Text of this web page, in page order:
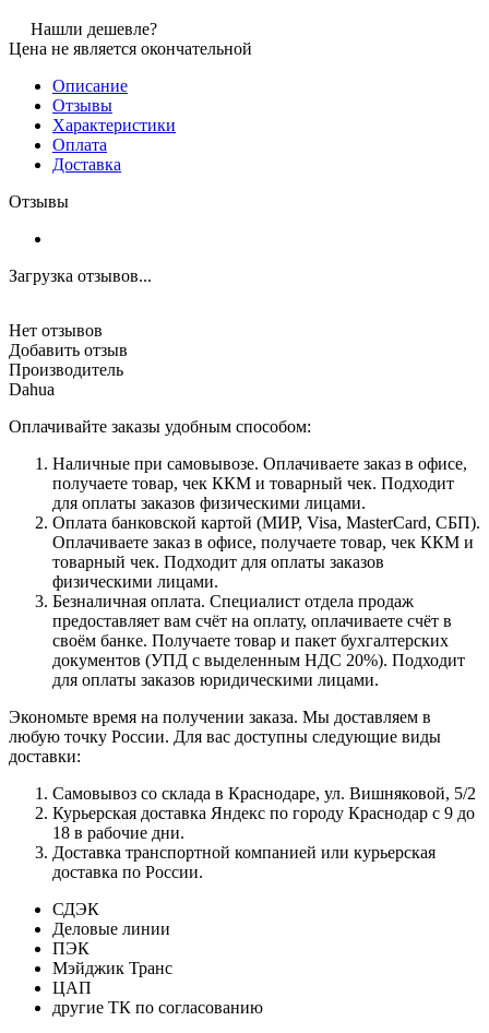
Нашли дешевле?
Цена не является окончательной
Описание
Отзывы
Характеристики
Оплата
Доставка
Отзывы
Загрузка отзывов...
Нет отзывов
Добавить отзыв
Производитель
Dahua
Оплачивайте заказы удобным способом:
Наличные при самовывозе. Оплачиваете заказ в офисе,
получаете товар, чек ККМ и товарный чек. Подходит
для оплаты заказов физическими лицами.
Оплата банковской картой (МИР, Visa, MasterCard, СБП).
Оплачиваете заказ в офисе, получаете товар, чек ККМ и
товарный чек. Подходит для оплаты заказов
физическими лицами.
Безналичная оплата. Специалист отдела продаж
предоставляет вам счёт на оплату, оплачиваете счёт в
своём банке. Получаете товар и пакет бухгалтерских
документов (УПД с выделенным НДС 20%). Подходит
для оплаты заказов юридическими лицами.
Экономьте время на получении заказа. Мы доставляем в
любую точку России. Для вас доступны следующие виды
доставки:
Самовывоз со склада в Краснодаре, ул. Вишняковой, 5/2
Курьерская доставка Яндекс по городу Краснодар с 9 до
18 в рабочие дни.
Доставка транспортной компанией или курьерская
доставка по России.
СДЭК
Деловые линии
ПЭК
Мэйджик Транс
ЦАП
другие ТК по согласованию